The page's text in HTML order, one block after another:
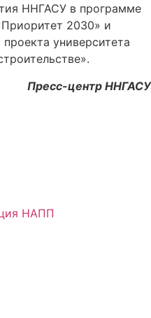
ННГАСУ в программе
2030» и
университета
Пресс-центр ННГАСУ
НАПП